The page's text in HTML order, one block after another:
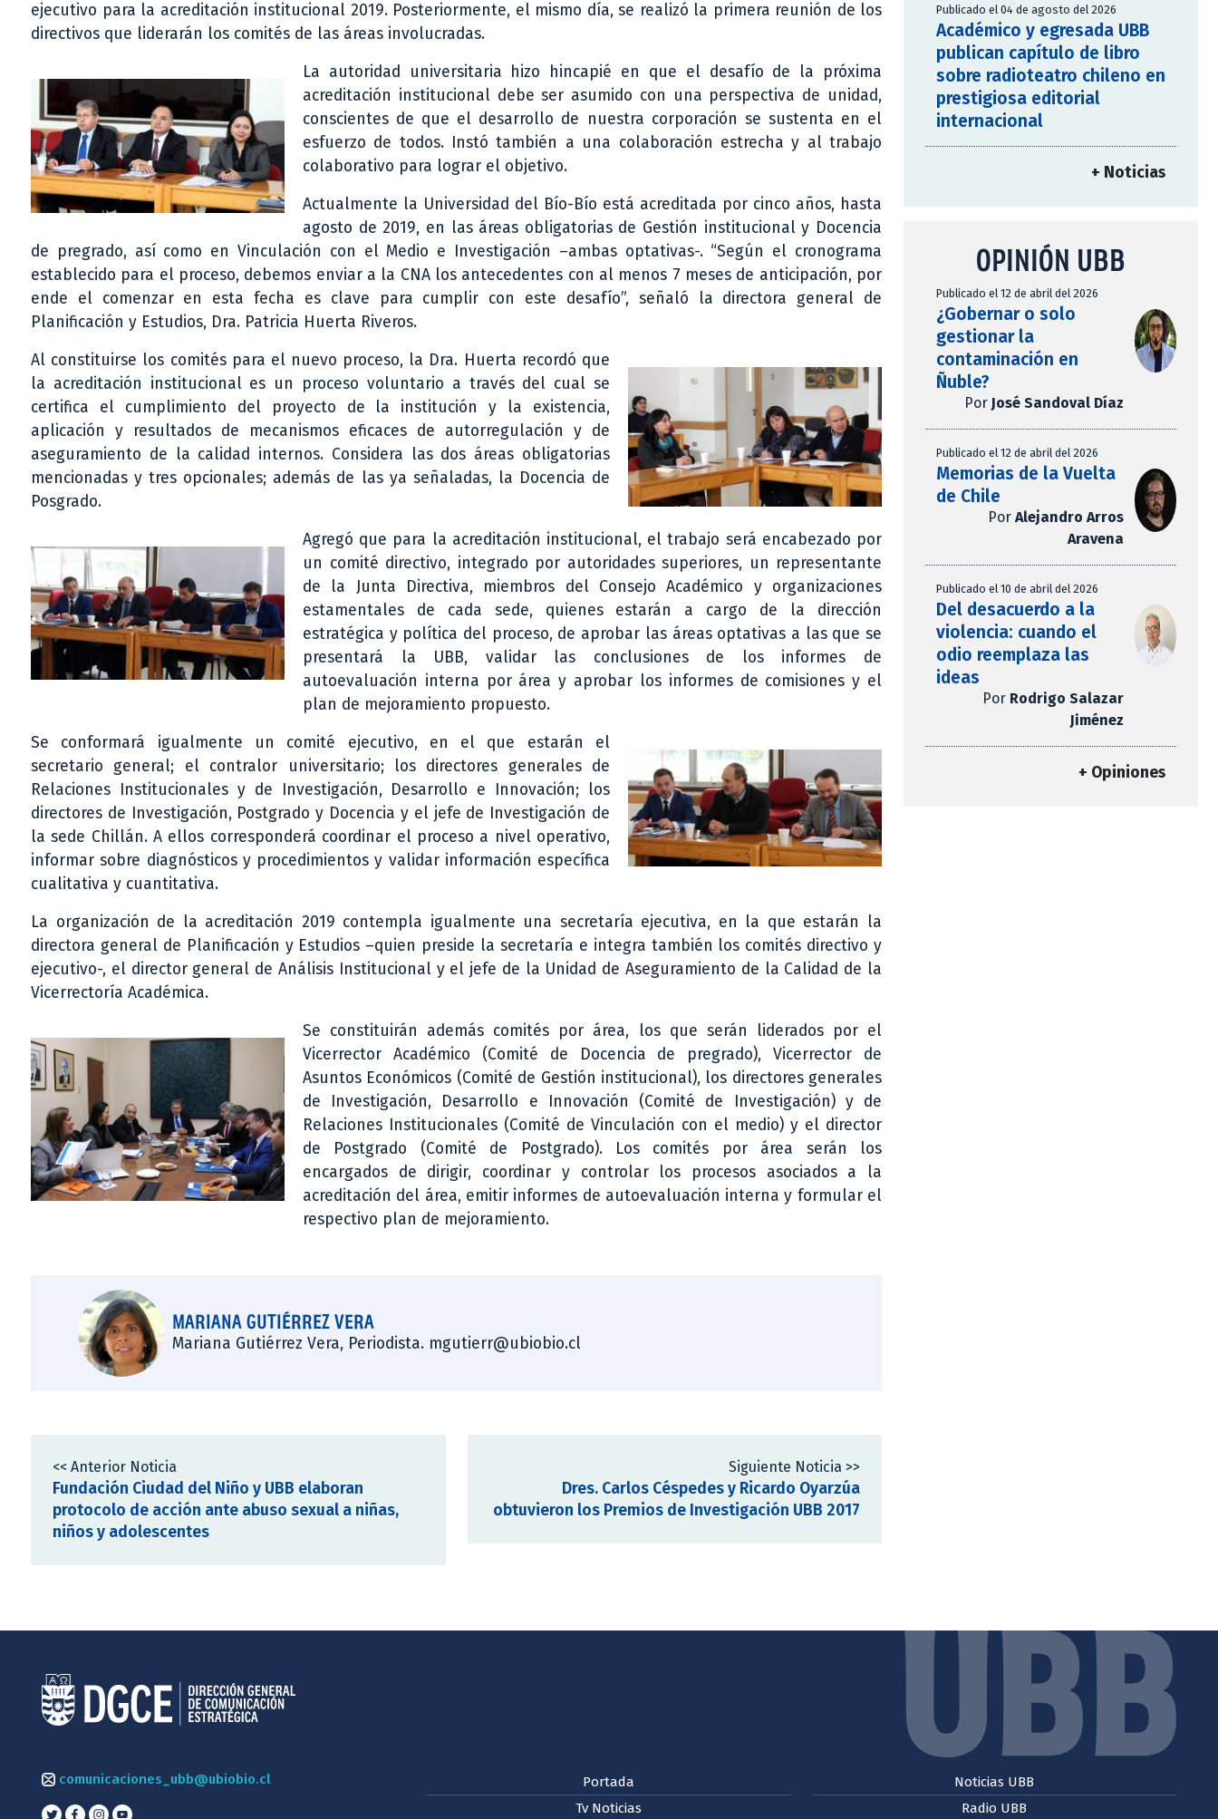
ejecutivo para la acreditación institucional 2019. Posteriormente, el mismo día, se realizó la primera reunión de los
directivos que liderarán los comités de las áreas involucradas.
La autoridad universitaria hizo hincapié en que el desafío de la próxima
acreditación institucional debe ser asumido con una perspectiva de unidad,
conscientes de que el desarrollo de nuestra corporación se sustenta en el
esfuerzo de todos. Instó también a una colaboración estrecha y al trabajo
colaborativo para lograr el objetivo.
Actualmente la Universidad del Bío-Bío está acreditada por cinco años, hasta
agosto de 2019, en las áreas obligatorias de Gestión institucional y Docencia
de pregrado, así como en Vinculación con el Medio e Investigación –ambas optativas-. “Según el cronograma
establecido para el proceso, debemos enviar a la CNA los antecedentes con al menos 7 meses de anticipación, por
ende el comenzar en esta fecha es clave para cumplir con este desafío”, señaló la directora general de
Planificación y Estudios, Dra. Patricia Huerta Riveros.
Al constituirse los comités para el nuevo proceso, la Dra. Huerta recordó que
la acreditación institucional es un proceso voluntario a través del cual se
certifica el cumplimiento del proyecto de la institución y la existencia,
aplicación y resultados de mecanismos eficaces de autorregulación y de
aseguramiento de la calidad internos. Considera las dos áreas obligatorias
mencionadas y tres opcionales; además de las ya señaladas, la Docencia de
Posgrado.
Agregó que para la acreditación institucional, el trabajo será encabezado por
un comité directivo, integrado por autoridades superiores, un representante
de la Junta Directiva, miembros del Consejo Académico y organizaciones
estamentales de cada sede, quienes estarán a cargo de la dirección
estratégica y política del proceso, de aprobar las áreas optativas a las que se
presentará la UBB, validar las conclusiones de los informes de
autoevaluación interna por área y aprobar los informes de comisiones y el
plan de mejoramiento propuesto.
Se conformará igualmente un comité ejecutivo, en el que estarán el
secretario general; el contralor universitario; los directores generales de
Relaciones Institucionales y de Investigación, Desarrollo e Innovación; los
directores de Investigación, Postgrado y Docencia y el jefe de Investigación de
la sede Chillán. A ellos corresponderá coordinar el proceso a nivel operativo,
informar sobre diagnósticos y procedimientos y validar información específica
cualitativa y cuantitativa.
La organización de la acreditación 2019 contempla igualmente una secretaría ejecutiva, en la que estarán la
directora general de Planificación y Estudios –quien preside la secretaría e integra también los comités directivo y
ejecutivo-, el director general de Análisis Institucional y el jefe de la Unidad de Aseguramiento de la Calidad de la
Vicerrectoría Académica.
Se constituirán además comités por área, los que serán liderados por el
Vicerrector Académico (Comité de Docencia de pregrado), Vicerrector de
Asuntos Económicos (Comité de Gestión institucional), los directores generales
de Investigación, Desarrollo e Innovación (Comité de Investigación) y de
Relaciones Institucionales (Comité de Vinculación con el medio) y el director
de Postgrado (Comité de Postgrado). Los comités por área serán los
encargados de dirigir, coordinar y controlar los procesos asociados a la
acreditación del área, emitir informes de autoevaluación interna y formular el
respectivo plan de mejoramiento.
MARIANA GUTIÉRREZ VERA
Mariana Gutiérrez Vera, Periodista. mgutierr@ubiobio.cl
<< Anterior Noticia
Fundación Ciudad del Niño y UBB elaboran
protocolo de acción ante abuso sexual a niñas,
niños y adolescentes
Siguiente Noticia >>
Dres. Carlos Céspedes y Ricardo Oyarzúa
obtuvieron los Premios de Investigación UBB 2017
Publicado el 04 de agosto del 2026
Académico y egresada UBB
publican capítulo de libro
sobre radioteatro chileno en
prestigiosa editorial
internacional
+ Noticias
OPINIÓN UBB
Publicado el 12 de abril del 2026
¿Gobernar o solo
gestionar la
contaminación en
Ñuble?
Por José Sandoval Díaz
Publicado el 12 de abril del 2026
Memorias de la Vuelta
de Chile
Por Alejandro Arros
Aravena
Publicado el 10 de abril del 2026
Del desacuerdo a la
violencia: cuando el
odio reemplaza las
ideas
Por Rodrigo Salazar
Jiménez
+ Opiniones
comunicaciones_ubb@ubiobio.cl
Portada
Tv Noticias
Noticias UBB
Radio UBB